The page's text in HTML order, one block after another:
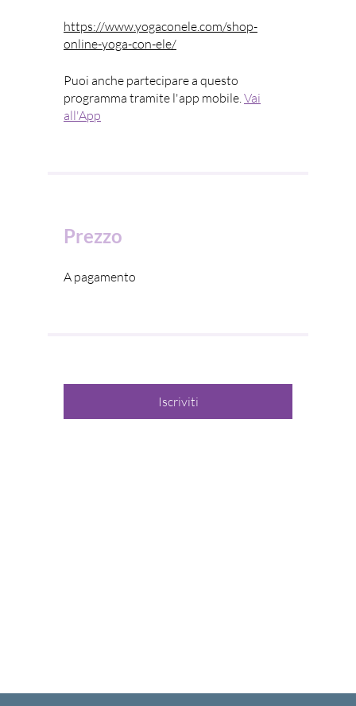
https://www.yogaconele.com/shop-
online-yoga-con-ele/
Puoi anche partecipare a questo
programma tramite l'app mobile. Vai
all'App
Prezzo
A pagamento
Iscriviti